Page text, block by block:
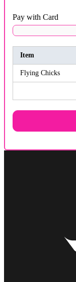
Pay with Card
Item
Flying Chicks